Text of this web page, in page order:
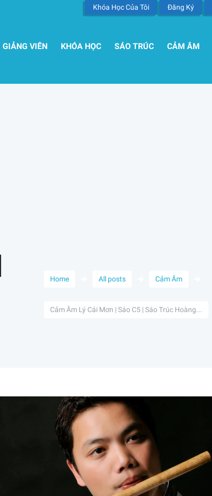
Khóa Học Của Tôi Đăng Ký
GIẢNG VIÊN KHÓA HỌC SÁO TRÚC CẢM ÂM
Home All posts Cảm Âm
Cảm Âm Lý Cái Mơn | Sáo C5 | Sáo Trúc Hoàng...